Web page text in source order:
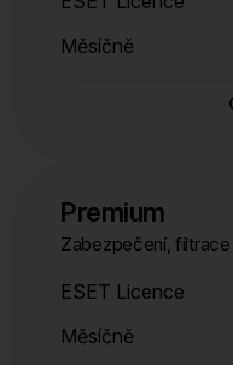
Měsíčně
Premium
Zabezpečení,
ESET Licence
Měsíčně